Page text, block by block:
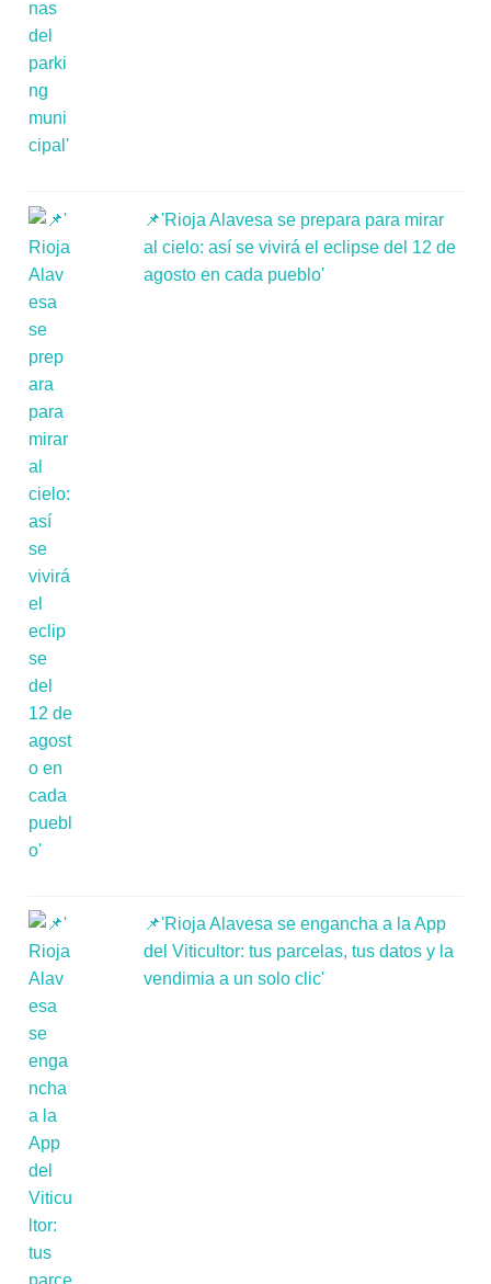
📌'Rioja Alavesa se prepara para mirar
al cielo: así se vivirá el eclipse del 12 de
agosto en cada pueblo'
📌'Rioja Alavesa se engancha a la App
del Viticultor: tus parcelas, tus datos y la
vendimia a un solo clic'